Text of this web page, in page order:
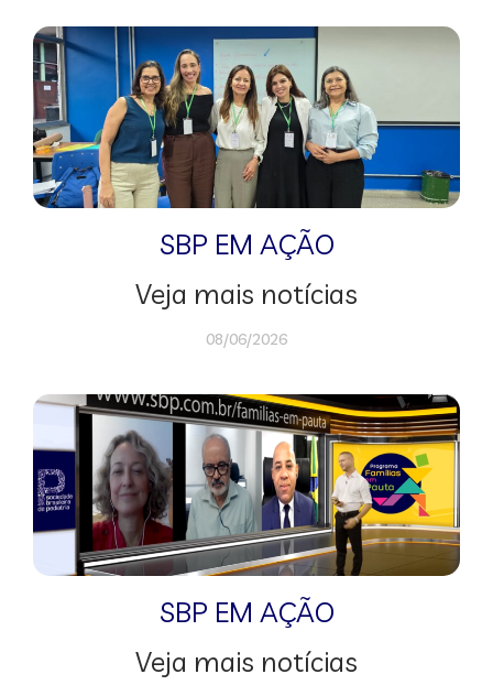
SBP EM AÇÃO
Veja mais notícias
08/06/2026
SBP EM AÇÃO
Veja mais notícias